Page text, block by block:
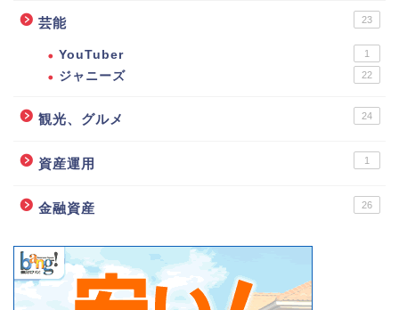
芸能 23
YouTuber 1
ジャニーズ 22
観光、グルメ 24
資産運用 1
金融資産 26